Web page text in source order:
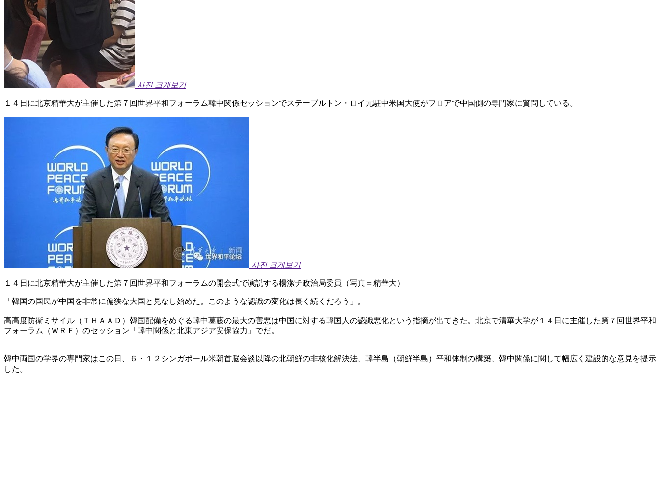
사진 크게보기
１４日に北京精華大が主催した第７回世界平和フォーラム韓中関係セッションでステープルトン・ロイ元駐中米国大使がフロアで中国側の専門家に質問している。
사진 크게보기
１４日に北京精華大が主催した第７回世界平和フォーラムの開会式で演説する楊潔チ政治局委員（写真＝精華大）
「韓国の国民が中国を非常に偏狭な大国と見なし始めた。このような認識の変化は長く続くだろう」。
高高度防衛ミサイル（ＴＨＡＡＤ）韓国配備をめぐる韓中葛藤の最大の害悪は中国に対する韓国人の認識悪化という指摘が出てきた。北京で清華大学が１４日に主催した第７回世界平和
フォーラム（ＷＲＦ）のセッション「韓中関係と北東アジア安保協力」でだ。
韓中両国の学界の専門家はこの日、６・１２シンガポール米朝首脳会談以降の北朝鮮の非核化解決法、韓半島（朝鮮半島）平和体制の構築、韓中関係に関して幅広く建設的な意見を提示
した。